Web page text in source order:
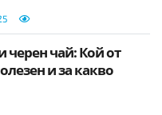
черен чай: Кой от
и за какво